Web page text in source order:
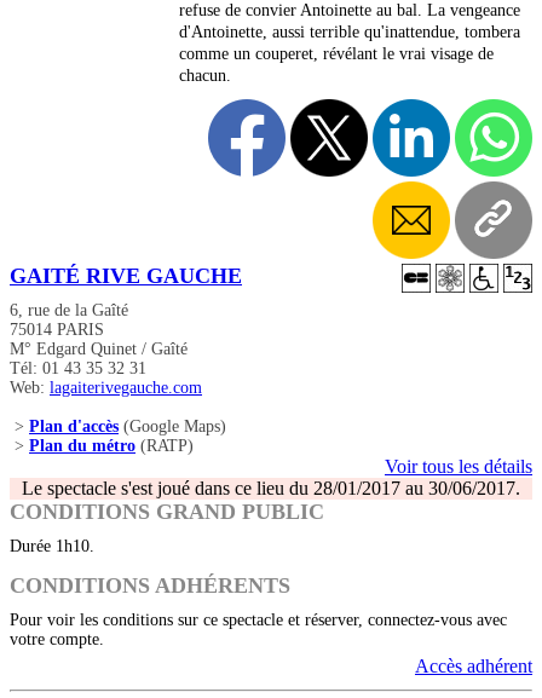
refuse de convier Antoinette au bal. La vengeance
d'Antoinette, aussi terrible qu'inattendue, tombera
comme un couperet, révélant le vrai visage de
chacun.
GAITÉ RIVE GAUCHE
6, rue de la Gaîté
75014 PARIS
M° Edgard Quinet / Gaîté
Tél: 01 43 35 32 31
Web: lagaiterivegauche.com
> Plan d'accès (Google Maps)
> Plan du métro (RATP)
Voir tous les détails
Le spectacle s'est joué dans ce lieu du 28/01/2017 au 30/06/2017.
CONDITIONS GRAND PUBLIC
Durée 1h10.
CONDITIONS ADHÉRENTS
Pour voir les conditions sur ce spectacle et réserver, connectez-vous avec
votre compte.
Accès adhérent